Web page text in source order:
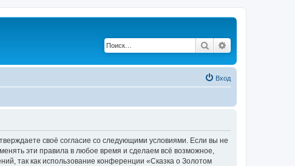
Поиск
Вход
своё согласие со следующими условиями. Если вы не
эти правила в любое время и сделаем всё возможное,
так как использование конференции «Сказка о Золотом